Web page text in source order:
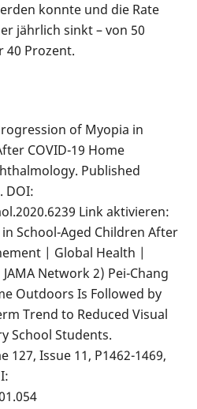
konnte und die Rate
jährlich sinkt – von 50
40 Prozent.
of Myopia in
COVID-19 Home
Published
DOI:
Link aktivieren:
School-Aged Children After
| Global Health |
Network 2) Pei-Chang
Outdoors Is Followed by
Trend to Reduced Visual
School Students.
Issue 11, P1462-1469,